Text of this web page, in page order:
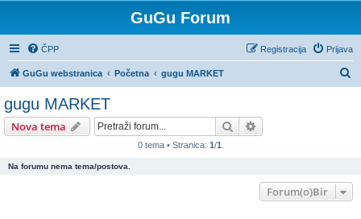
GuGu Forum
ČPP Prijava
Registracija
GuGu webstranica Početna gugu MARKET
gugu MARKET
Nova tema Pretražnik
0 tema • Stranica: 1/1
Na forumu nema tema/postova.
Forum(o)Bir